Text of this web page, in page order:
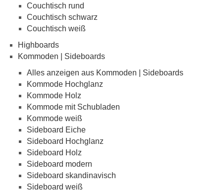
Couchtisch rund
Couchtisch schwarz
Couchtisch weiß
Highboards
Kommoden | Sideboards
Alles anzeigen aus Kommoden | Sideboards
Kommode Hochglanz
Kommode Holz
Kommode mit Schubladen
Kommode weiß
Sideboard Eiche
Sideboard Hochglanz
Sideboard Holz
Sideboard modern
Sideboard skandinavisch
Sideboard weiß